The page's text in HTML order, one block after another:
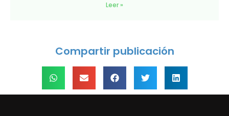
Leer »
Compartir publicación